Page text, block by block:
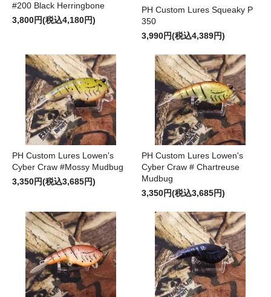
#200 Black Herringbone
3,800円(税込4,180円)
PH Custom Lures Squeaky P
350
3,990円(税込4,389円)
PH Custom Lures Lowen's
Cyber Craw #Mossy Mudbug
3,350円(税込3,685円)
PH Custom Lures Lowen's
Cyber Craw # Chartreuse
Mudbug
3,350円(税込3,685円)